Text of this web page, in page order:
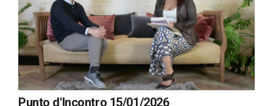
Punto d'Incontro 15/01/2026